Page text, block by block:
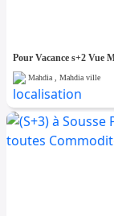
Mahdia , Mahdia ville